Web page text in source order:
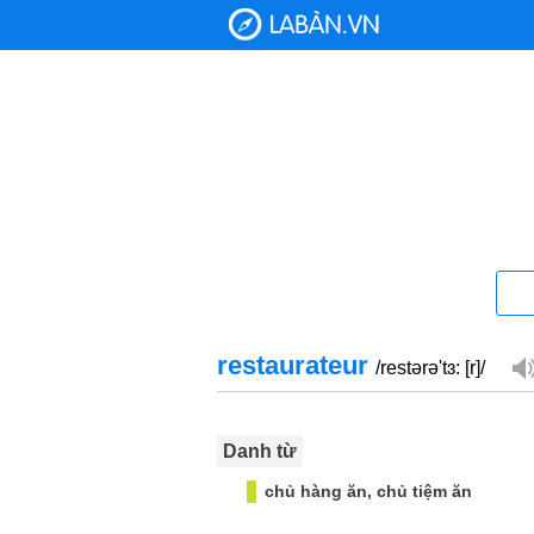
restaurateur /restərə'tɜ: [r]/
Danh từ
chủ hàng ăn, chủ tiệm ăn